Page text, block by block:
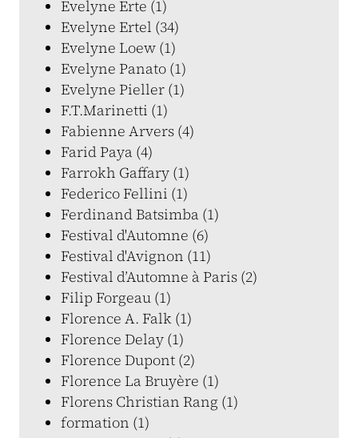
Evelyne Erte (1)
Evelyne Ertel (34)
Evelyne Loew (1)
Evelyne Panato (1)
Evelyne Pieller (1)
F.T.Marinetti (1)
Fabienne Arvers (4)
Farid Paya (4)
Farrokh Gaffary (1)
Federico Fellini (1)
Ferdinand Batsimba (1)
Festival d'Automne (6)
Festival d'Avignon (11)
Festival d’Automne à Paris (2)
Filip Forgeau (1)
Florence A. Falk (1)
Florence Delay (1)
Florence Dupont (2)
Florence La Bruyère (1)
Florens Christian Rang (1)
formation (1)